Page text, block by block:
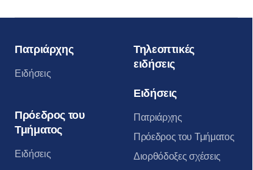
Πατριάρχης
Ειδήσεις
Πρόεδρος του
Τμήματος
Ειδήσεις
Τηλεοπτικές
ειδήσεις
Ειδήσεις
Πατριάρχης
Πρόεδρος του Τμήματος
Διορθόδοξες σχέσεις